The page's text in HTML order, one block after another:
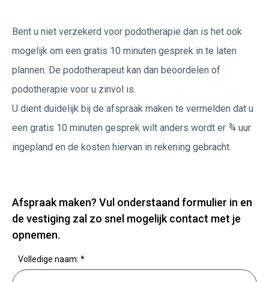
Bent u niet verzekerd voor podotherapie dan is het ook
mogelijk om een gratis 10 minuten gesprek in te laten
plannen. De podotherapeut kan dan beoordelen of
podotherapie voor u zinvol is.
U dient duidelijk bij de afspraak maken te vermelden dat u
een gratis 10 minuten gesprek wilt anders wordt er ¾ uur
ingepland en de kosten hiervan in rekening gebracht.
Afspraak maken? Vul onderstaand formulier in en
de vestiging zal zo snel mogelijk contact met je
opnemen.
Volledige naam: *